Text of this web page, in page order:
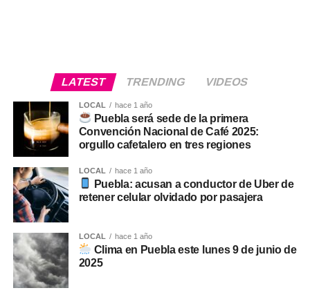
LATEST TRENDING VIDEOS
LOCAL hace 1 año
Puebla será sede de la primera
Convención Nacional de Café 2025:
orgullo cafetalero en tres regiones
LOCAL hace 1 año
Puebla: acusan a conductor de Uber de
retener celular olvidado por pasajera
LOCAL hace 1 año
Clima en Puebla este lunes 9 de junio de
2025